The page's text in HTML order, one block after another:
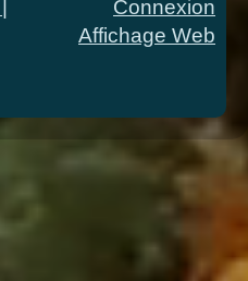
Connexion
Affichage Web